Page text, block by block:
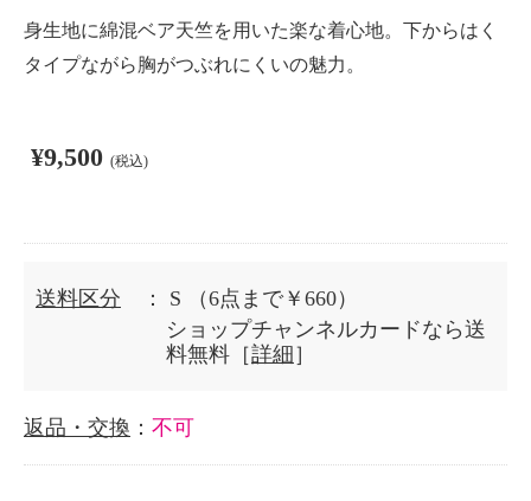
身生地に綿混ベア天竺を用いた楽な着心地。下からはく
タイプながら胸がつぶれにくいの魅力。
¥9,500 (税込)
送料区分 ： S
（6点まで￥660）
ショップチャンネルカードなら送
料無料［詳細 ］
返品・交換 ： 不可